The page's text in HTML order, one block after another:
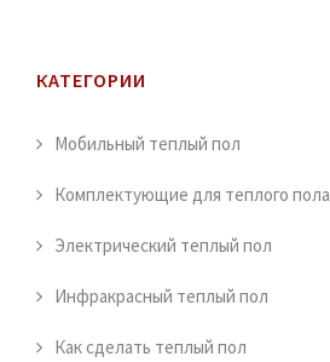
КАТЕГОРИИ
Мобильный теплый пол
Комплектующие для теплого пола
Электрический теплый пол
Инфракрасный теплый пол
Как сделать теплый пол